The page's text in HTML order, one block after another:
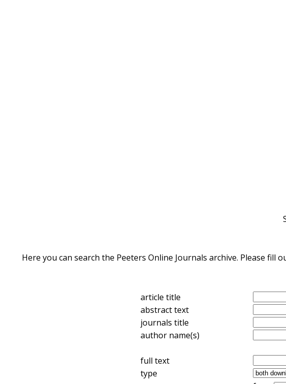
Here you can search the Peeters Online Journals archive. Please
article title
abstract text
journals title
author name(s)
full text
type